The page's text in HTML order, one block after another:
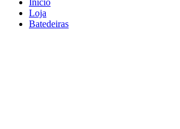
Início
Loja
Batedeiras